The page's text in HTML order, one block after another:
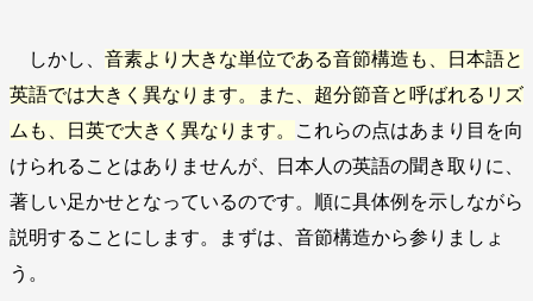
しかし、 音素より大きな単位である音節構造も、日本語と
英語では大きく異なります。また、超分節音と呼ばれるリズ
ムも、日英で大きく異なります。
これらの点はあまり目を向
けられることはありませんが、日本人の英語の聞き取りに、
著しい足かせとなっているのです。順に具体例を示しながら
説明することにします。まずは、音節構造から参りましょ
う。